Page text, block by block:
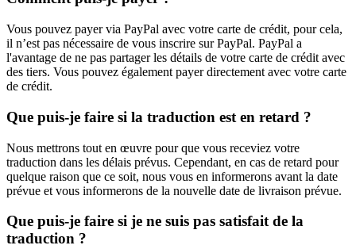
Vous pouvez payer via PayPal avec votre carte de crédit, pour cela,
il n’est pas nécessaire de vous inscrire sur PayPal. PayPal a
l'avantage de ne pas partager les détails de votre carte de crédit avec
des tiers. Vous pouvez également payer directement avec votre carte
de crédit.
Que puis-je faire si la traduction est en retard ?
Nous mettrons tout en œuvre pour que vous receviez votre
traduction dans les délais prévus. Cependant, en cas de retard pour
quelque raison que ce soit, nous vous en informerons avant la date
prévue et vous informerons de la nouvelle date de livraison prévue.
Que puis-je faire si je ne suis pas satisfait de la
traduction ?